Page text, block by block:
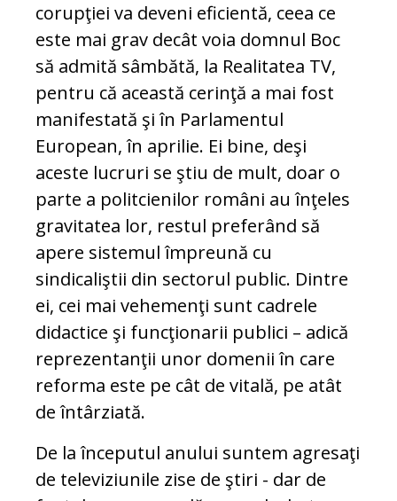
corupţiei va deveni eficientă, ceea ce
este mai grav decât voia domnul Boc
să admită sâmbătă, la Realitatea TV,
pentru că această cerinţă a mai fost
manifestată şi în Parlamentul
European, în aprilie. Ei bine, deşi
aceste lucruri se ştiu de mult, doar o
parte a politcienilor români au înţeles
gravitatea lor, restul preferând să
apere sistemul împreună cu
sindicaliştii din sectorul public. Dintre
ei, cei mai vehemenţi sunt cadrele
didactice şi funcţionarii publici – adică
reprezentanţii unor domenii în care
reforma este pe cât de vitală, pe atât
de întârziată.
De la începutul anului suntem agresaţi
de televiziunile zise de ştiri - dar de